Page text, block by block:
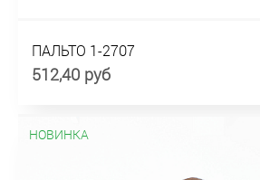
ПАЛЬТО 1-2707
512,40 руб
НОВИНКА